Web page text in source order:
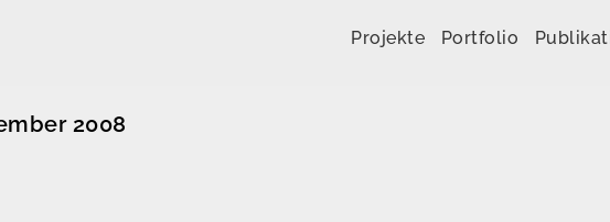
Projekte Portfolio
2008